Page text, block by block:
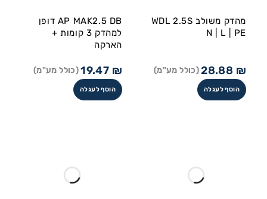
מהדק משולב WDL 2.5S
N | L | PE
28.88 ₪ (כולל מע"מ)
הוסף לעגלה
AP MAK2.5 DB דופן
למהדק 3 קומות +
הארקה
19.47 ₪ (כולל מע"מ)
הוסף לעגלה